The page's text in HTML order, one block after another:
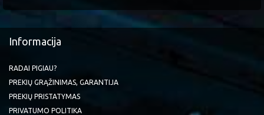
Informacija
RADAI PIGIAU?
PREKIŲ GRĄŽINIMAS, GARANTIJA
PREKIŲ PRISTATYMAS
PRIVATUMO POLITIKA